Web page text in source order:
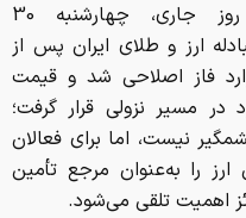
تسنیم، در جریان معاملات روز جاری، چهارشنبه 30
ارز و طلای ایران پس از
فاز اصلاحی شد و قیمت
در مسیر نزولی قرار گرفت؛
نیست، اما برای فعالان
را به‌عنوان مرجع تأمین
اهمیت تلقی می‌شود.